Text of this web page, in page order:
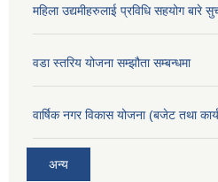
महिला उद्यमीहरुलाई प्रविधि सहयोग बारे
वडा स्तरिय योजना सम्झौता सम्बन्धमा
वार्षिक नगर विकास योजना (बजेट तथा
अन्य